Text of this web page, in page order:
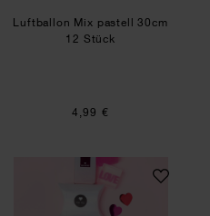
Luftballon Mix pastell 30cm
12 Stück
4,99 €
Herzen 5cm 120 Stück auf
Anleitung Seife